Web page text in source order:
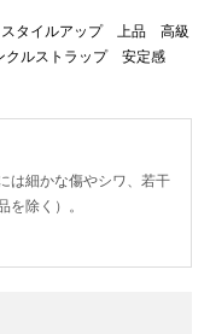
タイルアップ 上品 高級
ルストラップ 安定感
は細かな傷やシワ、若干
除く）。